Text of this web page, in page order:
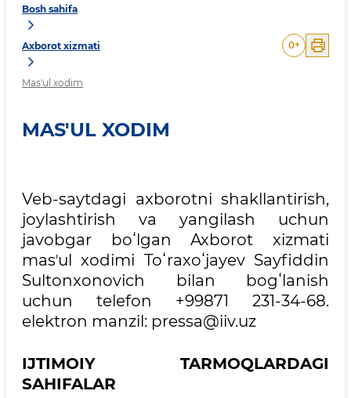
Bosh sahifa
Axborot xizmati
Mas'ul xodim
0+
MAS'UL XODIM
Veb-saytdagi axborotni shakllantirish,
joylashtirish va yangilash uchun
javobgar boʻlgan Axborot xizmati
masʼul xodimi Toʻraxoʻjayev Sayfiddin
Sultonxonovich bilan bogʻlanish
uchun telefon +99871 231-34-68.
elektron manzil: pressa@iiv.uz
IJTIMOIY TARMOQLARDAGI
SAHIFALAR